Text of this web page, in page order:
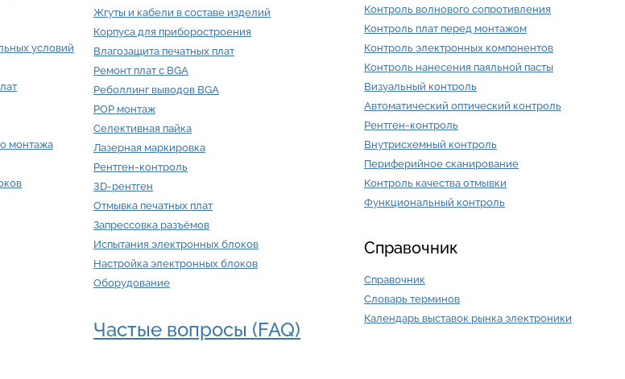
условий
монтажа
Жгуты и кабели в составе изделий
Корпуса для приборостроения
Влагозащита печатных плат
Ремонт плат с BGA
Реболлинг выводов BGA
POP монтаж
Селективная пайка
Лазерная маркировка
Рентген-контроль
3D-рентген
Отмывка печатных плат
Запрессовка разъёмов
Испытания электронных блоков
Настройка электронных блоков
Оборудование
Частые вопросы (FAQ)
Контроль волнового сопротивления
Контроль плат перед монтажом
Контроль электронных компонентов
Контроль нанесения паяльной пасты
Визуальный контроль
Автоматический оптический контроль
Рентген-контроль
Внутрисхемный контроль
Периферийное сканирование
Контроль качества отмывки
Функциональный контроль
Справочник
Справочник
Словарь терминов
Календарь выставок рынка электроники